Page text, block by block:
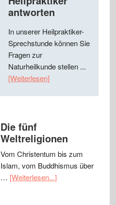
antworten
In unserer Heilpraktiker-
Sprechstunde können Sie
Fragen zur
Naturheilkunde stellen ...
[Weiterlesen]
Die fünf
Weltreligionen
Vom Christentum bis zum
Islam, vom Buddhismus über
… [Weiterlesen...]